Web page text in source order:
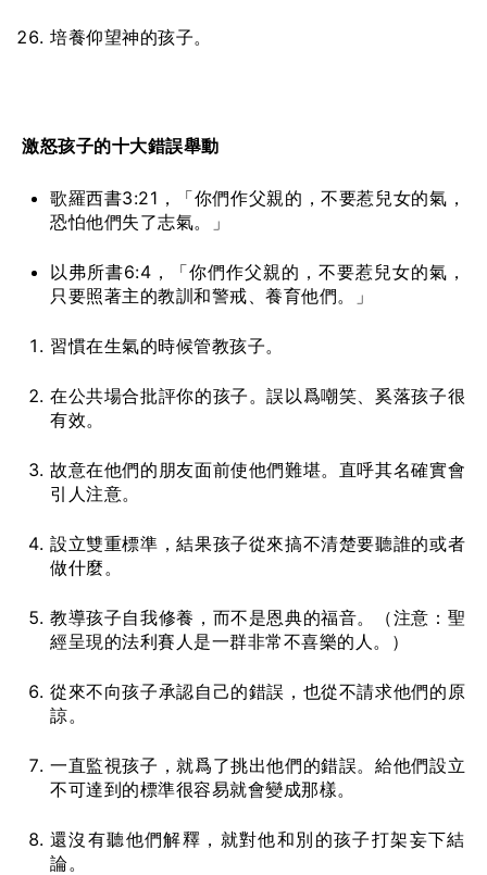
培養仰望神的孩子。
激怒孩子的十大錯誤舉動
歌羅西書3:21，「你們作父親的，不要惹兒女的氣，
恐怕他們失了志氣。」
以弗所書6:4，「你們作父親的，不要惹兒女的氣，
只要照著主的教訓和警戒、養育他們。」
習慣在生氣的時候管教孩子。
在公共場合批評你的孩子。誤以爲嘲笑、奚落孩子很
有效。
故意在他們的朋友面前使他們難堪。直呼其名確實會
引人注意。
設立雙重標準，結果孩子從來搞不清楚要聽誰的或者
做什麼。
教導孩子自我修養，而不是恩典的福音。（注意：聖
經呈現的法利賽人是一群非常不喜樂的人。）
從來不向孩子承認自己的錯誤，也從不請求他們的原
諒。
一直監視孩子，就爲了挑出他們的錯誤。給他們設立
不可達到的標準很容易就會變成那樣。
還沒有聽他們解釋，就對他和別的孩子打架妄下結
論。